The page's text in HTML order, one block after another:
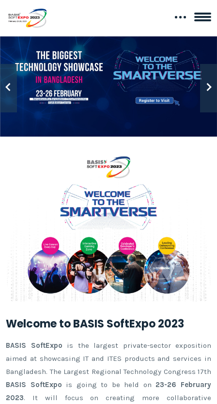
Welcome to BASIS SoftExpo 2023
BASIS SoftExpo is the largest private-sector exposition
aimed at showcasing IT and ITES products and services in
Bangladesh. The Largest Regional Technology Congress 17th
BASIS SoftExpo is going to be held on 23-26 February
2023. It will focus on creating more collaborative